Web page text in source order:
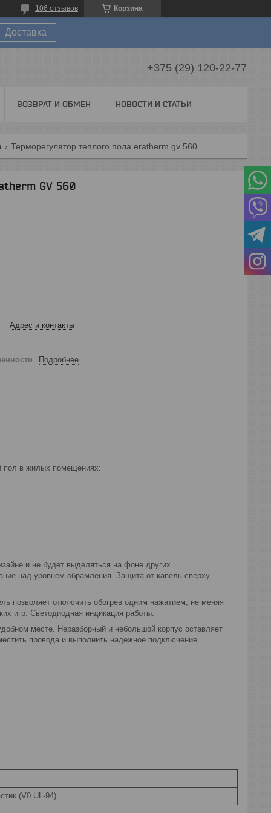
Корзина
106 отзывов
Доставка
+375 (29) 120-22-77
ВОЗВРАТ И ОБМЕН НОВОСТИ И СТАТЬИ
Терморегулятор теплого пола eratherm gv 560
GV 560
Адрес и контакты
Подробнее
пол в жилых помещениях:
и не будет выделяться на фоне других
над уровнем обрамления. Защита от капель сверху
позволяет отключить обогрев одним нажатием, не меняя
игр. Светодиодная индикация работы.
месте. Неразборный и небольшой корпус оставляет
провода и выполнить надежное подключение.
(V0 UL-94)